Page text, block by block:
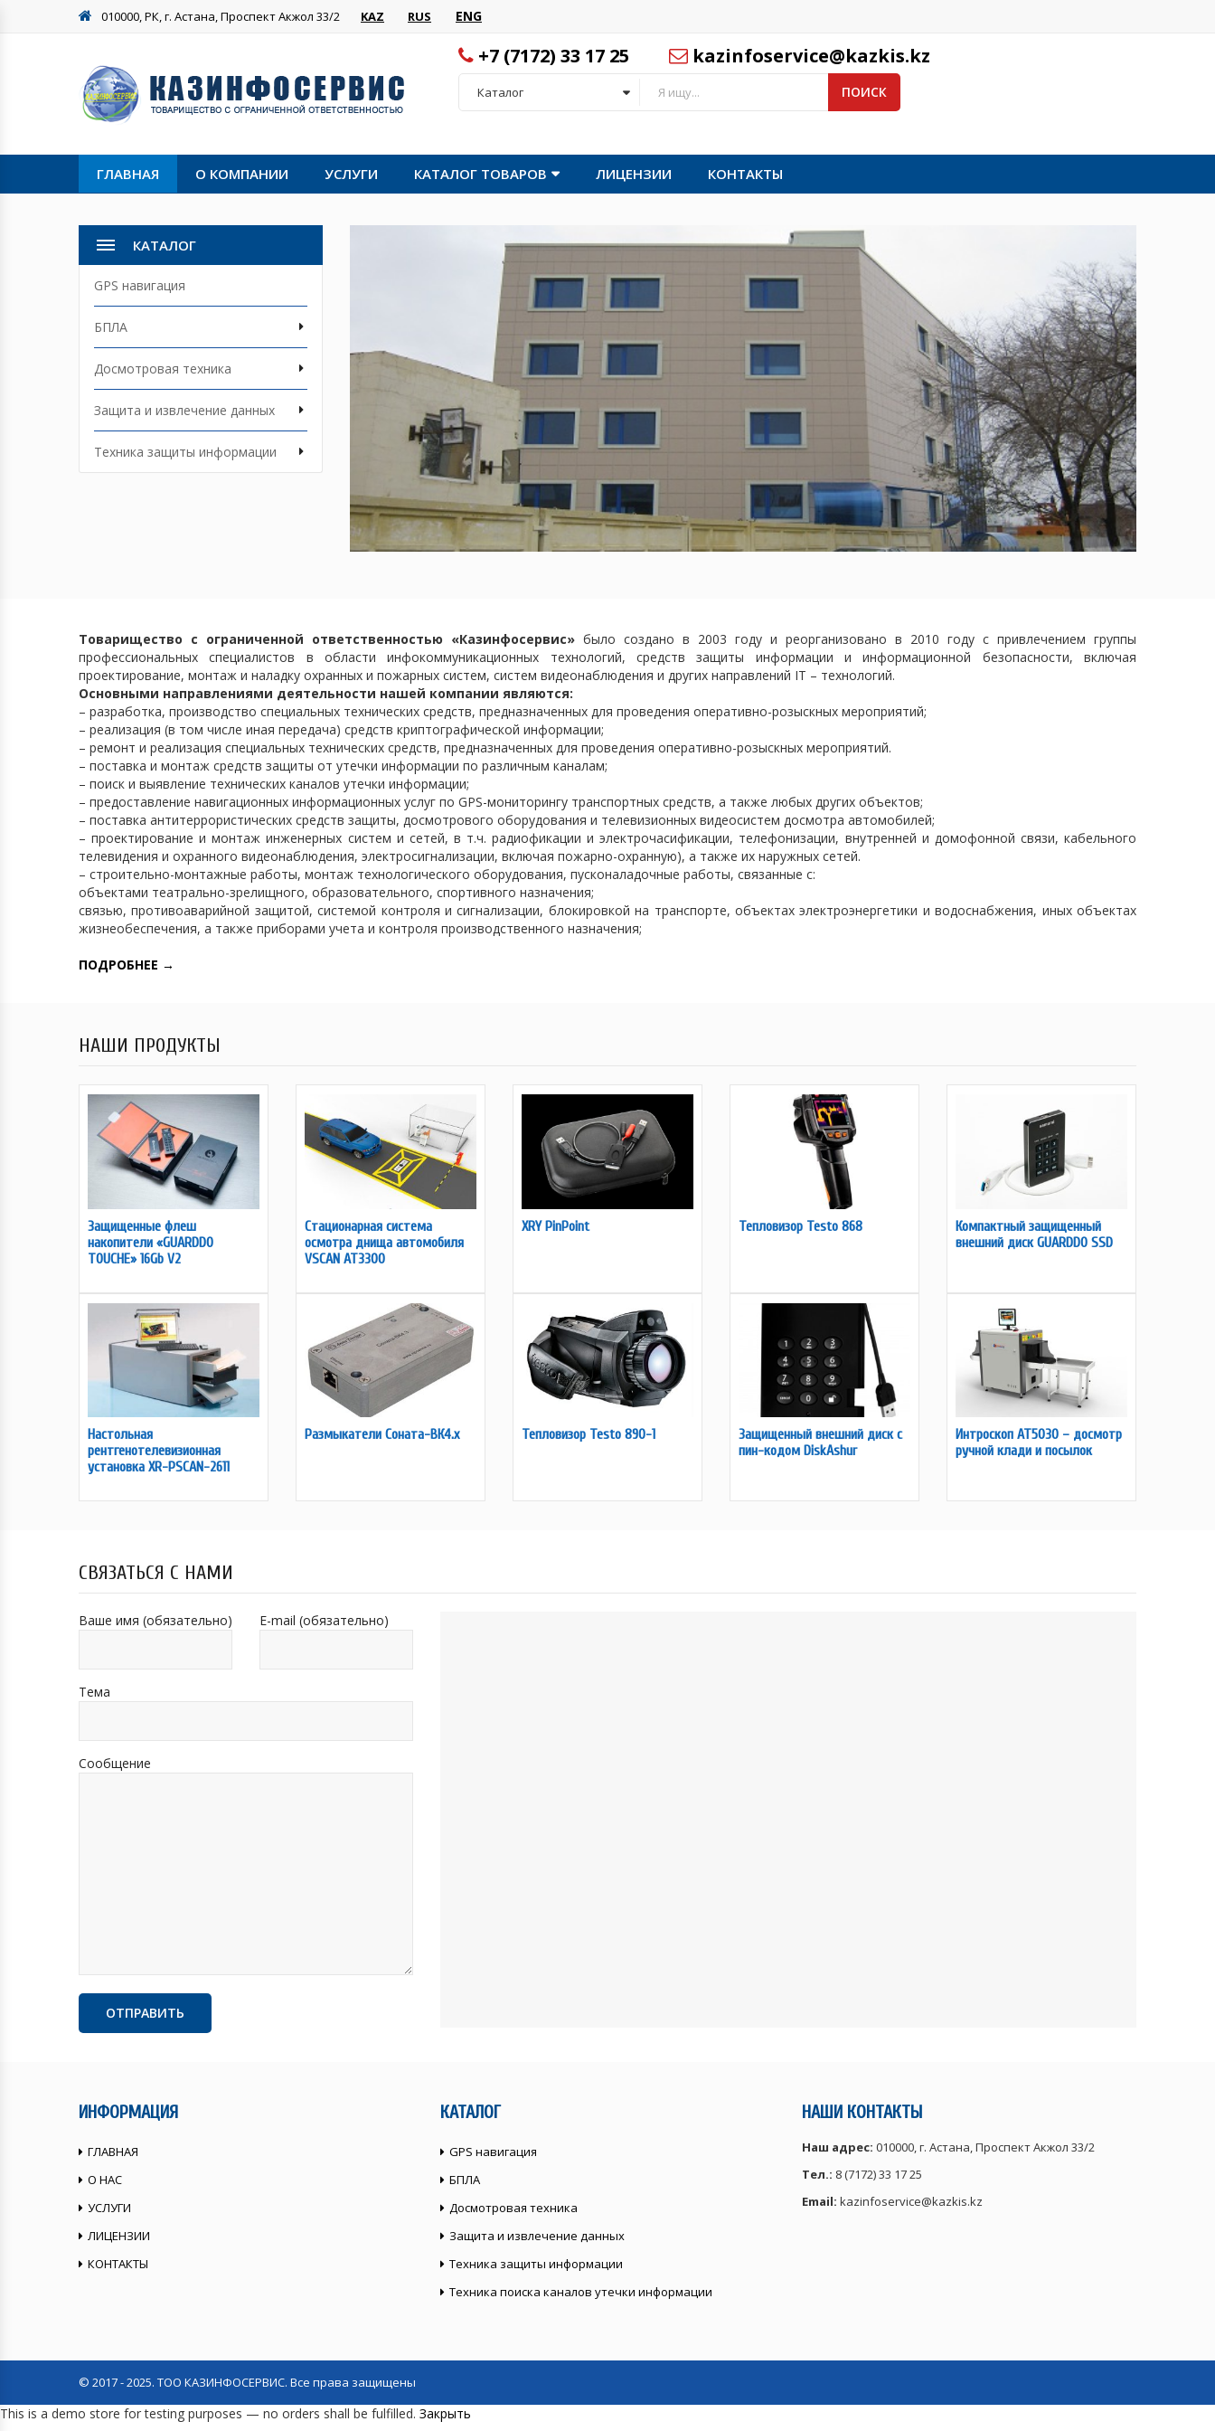
010000, РК, г. Астана, Проспект Акжол 33/2 KAZ RUS ENG
+7 (7172) 33 17 25 kazinfoservice@kazkis.kz
Каталог ПОИСК
ГЛАВНАЯ О КОМПАНИИ УСЛУГИ КАТАЛОГ ТОВАРОВ ЛИЦЕНЗИИ КОНТАКТЫ
КАТАЛОГ
GPS навигация
БПЛА
Досмотровая техника
Защита и извлечение данных
Техника защиты информации
Товарищество с ограниченной ответственностью «Казинфосервис» было создано в 2003 году и реорганизовано в 2010 году с привлечением группы
профессиональных специалистов в области инфокоммуникационных технологий, средств защиты информации и информационной безопасности, включая
проектирование, монтаж и наладку охранных и пожарных систем, систем видеонаблюдения и других направлений IT – технологий.
Основными направлениями деятельности нашей компании являются:
– разработка, производство специальных технических средств, предназначенных для проведения оперативно-розыскных мероприятий;
– реализация (в том числе иная передача) средств криптографической информации;
– ремонт и реализация специальных технических средств, предназначенных для проведения оперативно-розыскных мероприятий.
– поставка и монтаж средств защиты от утечки информации по различным каналам;
– поиск и выявление технических каналов утечки информации;
– предоставление навигационных информационных услуг по GPS-мониторингу транспортных средств, а также любых других объектов;
– поставка антитеррористических средств защиты, досмотрового оборудования и телевизионных видеосистем досмотра автомобилей;
– проектирование и монтаж инженерных систем и сетей, в т.ч. радиофикации и электрочасификации, телефонизации, внутренней и домофонной связи, кабельного
телевидения и охранного видеонаблюдения, электросигнализации, включая пожарно-охранную), а также их наружных сетей.
– строительно-монтажные работы, монтаж технологического оборудования, пусконаладочные работы, связанные с:
объектами театрально-зрелищного, образовательного, спортивного назначения;
связью, противоаварийной защитой, системой контроля и сигнализации, блокировкой на транспорте, объектах электроэнергетики и водоснабжения, иных объектах
жизнеобеспечения, а также приборами учета и контроля производственного назначения;
ПОДРОБНЕЕ →
НАШИ ПРОДУКТЫ
Защищенные флеш
накопители «GUARDDO
TOUCHE» 16Gb V2
Стационарная система
осмотра днища автомобиля
VSCAN AT3300
XRY PinPoint Тепловизор Testo 868
Компактный защищенный
внешний диск GUARDDO SSD
Настольная
рентгенотелевизионная
установка XR-PSCAN-2611
Размыкатели Соната-ВК4.x Тепловизор Testo 890-1
Защищенный внешний диск с
пин-кодом DiskAshur
Интроскоп AT5030 – досмотр
ручной клади и посылок
СВЯЗАТЬСЯ С НАМИ
Ваше имя (обязательно) E-mail (обязательно)
Тема
Сообщение
ИНФОРМАЦИЯ
ГЛАВНАЯ
О НАС
УСЛУГИ
ЛИЦЕНЗИИ
КОНТАКТЫ
КАТАЛОГ
GPS навигация
БПЛА
Досмотровая техника
Защита и извлечение данных
Техника защиты информации
Техника поиска каналов утечки информации
НАШИ КОНТАКТЫ
Наш адрес: 010000, г. Астана, Проспект Акжол 33/2
Тел.: 8 (7172) 33 17 25
Email: kazinfoservice@kazkis.kz
© 2017 - 2025. ТОО КАЗИНФОСЕРВИС. Все права защищены
This is a demo store for testing purposes — no orders shall be fulfilled. Закрыть